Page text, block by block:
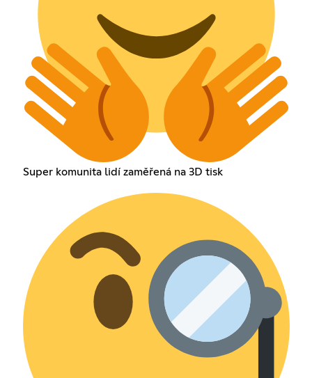
Super komunita lidí zaměřená na 3D tisk